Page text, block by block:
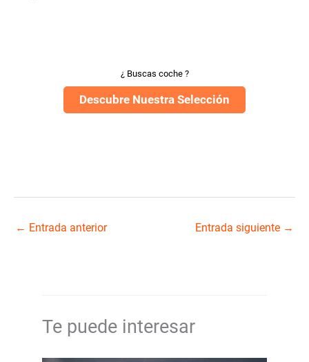
¿ Buscas coche ?
Descubre Nuestra Selección
← Entrada anterior Entrada siguiente →
Te puede interesar